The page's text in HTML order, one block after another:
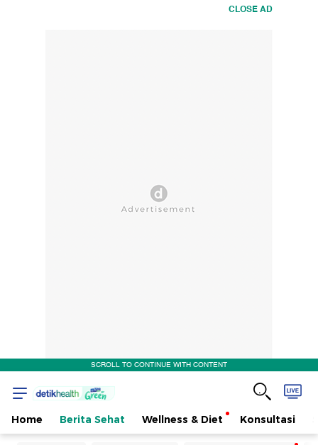
CLOSE AD
SCROLL TO CONTINUE WITH CONTENT
Home Berita Sehat Wellness & Diet Konsultasi